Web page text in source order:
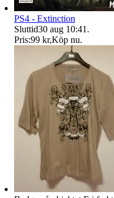
PS4 - Extinction
Sluttid30 aug 10:41 .
Pris:99 kr,Köp nu.